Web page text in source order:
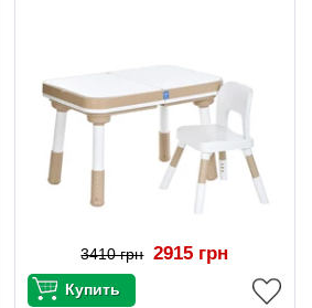
3410 грн 2915 грн